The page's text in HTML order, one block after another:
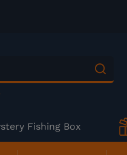
Fishing Box